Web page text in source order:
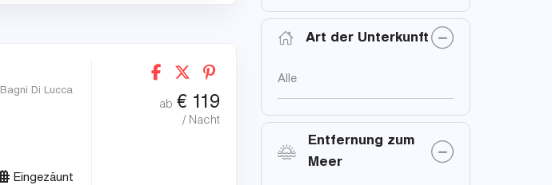
Bagni Di Lucca
Eingezäunt
ab € 119
/ Nacht
Art der Unterkunft
Alle
Entfernung zum
Meer